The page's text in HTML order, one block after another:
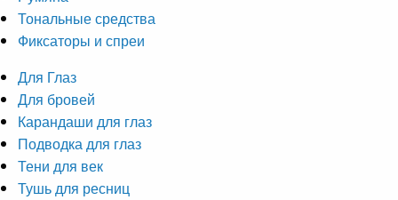
Тональные средства
Фиксаторы и спреи
Для Глаз
Для бровей
Карандаши для глаз
Подводка для глаз
Тени для век
Тушь для ресниц